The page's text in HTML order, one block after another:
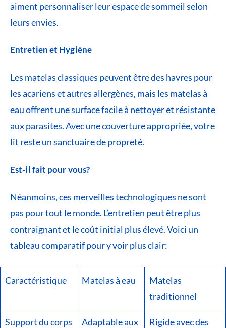
aiment personnaliser leur espace de sommeil selon
leurs envies.
Entretien et Hygiène
Les matelas classiques peuvent être des havres pour
les acariens et autres allergènes, mais les matelas à
eau offrent une surface facile à nettoyer et résistante
aux parasites. Avec une couverture appropriée, votre
lit reste un sanctuaire de propreté.
Est-il fait pour vous?
Néanmoins, ces merveilles technologiques ne sont
pas pour tout le monde. L’entretien peut être plus
contraignant et le coût initial plus élevé. Voici un
tableau comparatif pour y voir plus clair:
Caractéristique Matelas à eau
Matelas
traditionnel
Support du corps
Adaptable aux
Rigide avec des